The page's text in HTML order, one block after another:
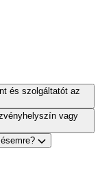
és szolgáltatót az
vagy